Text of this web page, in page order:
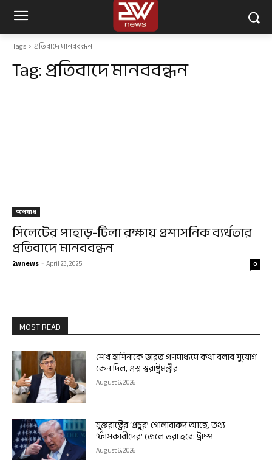
Tags প্রতিবাদে মানববন্ধন
Tag:প্রতিবাদে মানববন্ধন
অপরাধ
সিলেটের পাহাড়-টিলা রক্ষায় প্রশাসনিক ব্যর্থতার
প্রতিবাদে মানববন্ধন
2wnews -April 23, 2025 0
MOST READ
শেখ হাসিনাকে ভারত গণমাধ্যমে কথা বলার সুযোগ
কেন দিল, প্রশ্ন স্বরাষ্ট্রমন্ত্রীর
August 6, 2026
যুক্তরাষ্ট্রের ‘প্রচুর’ গোলাবারুদ আছে, তথ্য
‘ফাঁসকারীদের’ জেলে ভরা হবে: ট্রাম্প
August 6, 2026